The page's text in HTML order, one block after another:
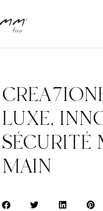
LUXE,
SÉCURITÉ
MAIN